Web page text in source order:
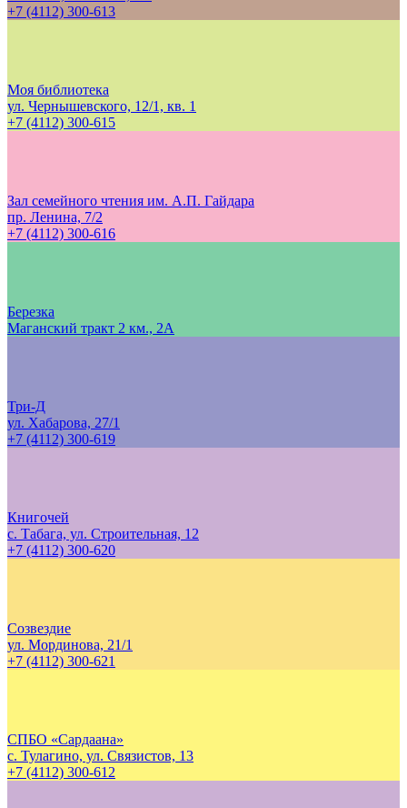
+7 (4112) 300-613
Моя библиотека
ул. Чернышевского, 12/1, кв. 1
+7 (4112) 300-615
Зал семейного чтения им. А.П. Гайдара
пр. Ленина, 7/2
+7 (4112) 300-616
Березка
Маганский тракт 2 км., 2А
Три-Д
ул. Хабарова, 27/1
+7 (4112) 300-619
Книгочей
с. Табага, ул. Строительная, 12
+7 (4112) 300-620
Созвездие
ул. Мординова, 21/1
+7 (4112) 300-621
СПБО «Сардаана»
с. Тулагино, ул. Связистов, 13
+7 (4112) 300-612